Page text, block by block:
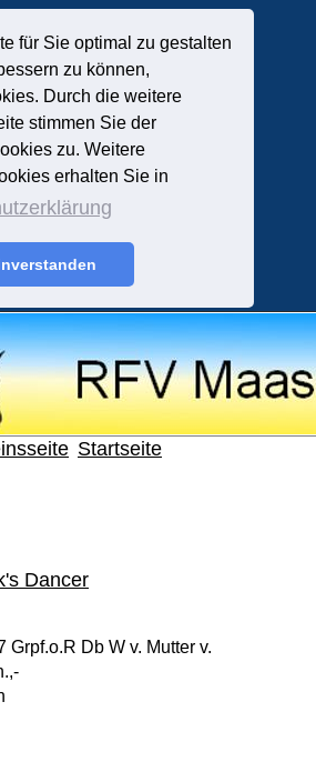
für Sie optimal zu gestalten
zu können,
Durch die weitere
stimmen Sie der
zu. Weitere
erhalten Sie in
Startseite
Dancer
Grpf.o.R Db W v. Mutter v.